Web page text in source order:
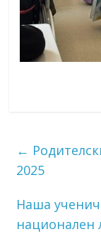
←
2025
Наша
национален